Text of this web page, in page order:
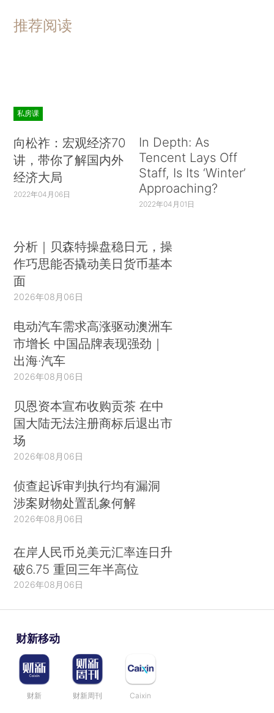
推荐阅读
私房课
向松祚：宏观经济70
讲，带你了解国内外
经济大局
2022年04月06日
In Depth: As
Tencent Lays Off
Staff, Is Its ‘Winter’
Approaching?
2022年04月01日
分析｜贝森特操盘稳日元，操
作巧思能否撬动美日货币基本
面
2026年08月06日
电动汽车需求高涨驱动澳洲车
市增长 中国品牌表现强劲｜
出海·汽车
2026年08月06日
贝恩资本宣布收购贡茶 在中
国大陆无法注册商标后退出市
场
2026年08月06日
侦查起诉审判执行均有漏洞
涉案财物处置乱象何解
2026年08月06日
在岸人民币兑美元汇率连日升
破6.75 重回三年半高位
2026年08月06日
财新移动
财新 财新周刊 Caixin